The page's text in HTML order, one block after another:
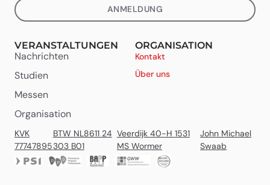
ANMELDUNG
VERANSTALTUNGEN
Nachrichten
Studien
Messen
Organisation
ORGANISATION
Kontakt
Über uns
KVK
77747895
BTW NL8611 24
303 B01
Veerdijk 40-H 1531
MS Wormer
John Michael
Swaab